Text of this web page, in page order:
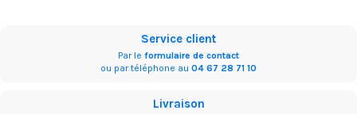
Service client
Par le formulaire de contact
ou par téléphone au 04 67 28 71 10
Livraison